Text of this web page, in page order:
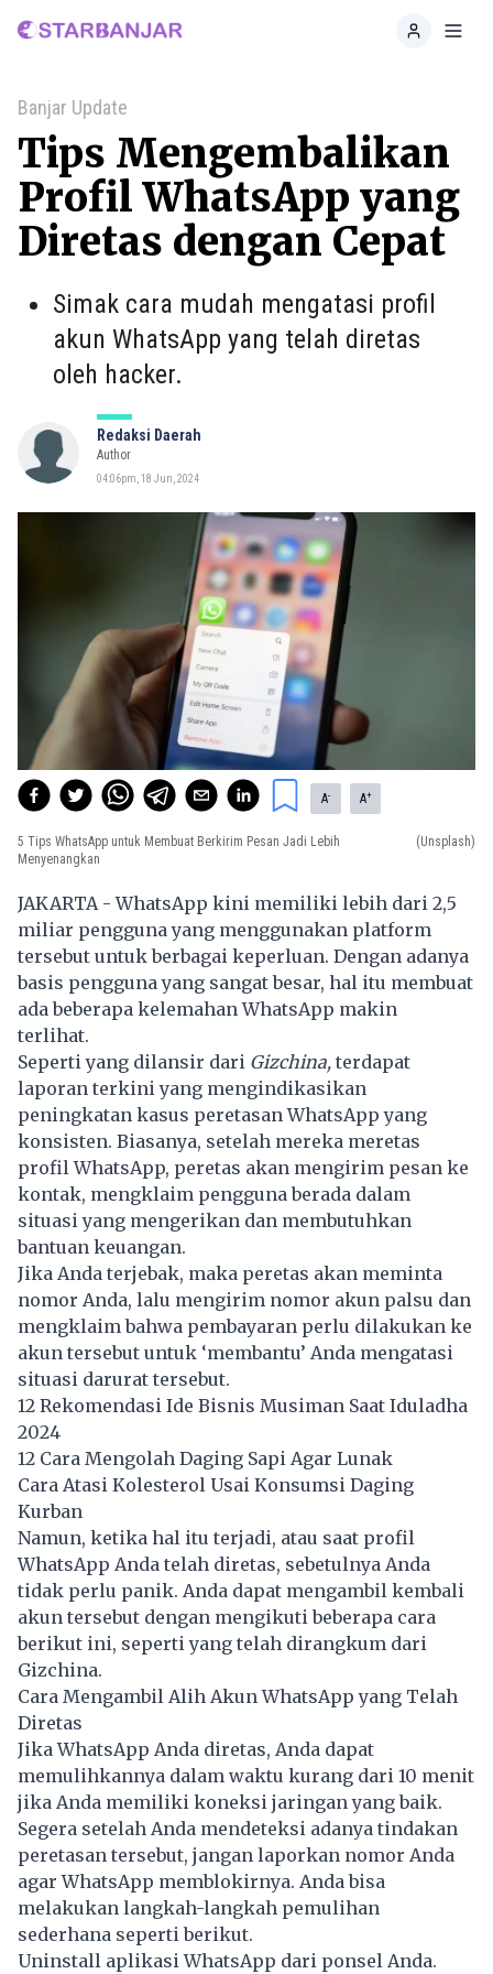
Home
Banjar Update
Tips Mengembalikan
Profil WhatsApp yang
Diretas dengan Cepat
Simak cara mudah mengatasi profil
akun WhatsApp yang telah diretas
oleh hacker.
Redaksi Daerah
Author
04:06pm, 18 Jun, 2024
A- A+
5 Tips WhatsApp untuk Membuat Berkirim Pesan Jadi Lebih
Menyenangkan
(Unsplash)
JAKARTA - WhatsApp kini memiliki lebih dari 2,5
miliar pengguna yang menggunakan platform
tersebut untuk berbagai keperluan. Dengan adanya
basis pengguna yang sangat besar, hal itu membuat
ada beberapa kelemahan WhatsApp makin
terlihat.
Seperti yang dilansir dari Gizchina, terdapat
laporan terkini yang mengindikasikan
peningkatan kasus peretasan WhatsApp yang
konsisten. Biasanya, setelah mereka meretas
profil WhatsApp, peretas akan mengirim pesan ke
kontak, mengklaim pengguna berada dalam
situasi yang mengerikan dan membutuhkan
bantuan keuangan.
Jika Anda terjebak, maka peretas akan meminta
nomor Anda, lalu mengirim nomor akun palsu dan
mengklaim bahwa pembayaran perlu dilakukan ke
akun tersebut untuk ‘membantu’ Anda mengatasi
situasi darurat tersebut.
12 Rekomendasi Ide Bisnis Musiman Saat Iduladha
2024
12 Cara Mengolah Daging Sapi Agar Lunak
Cara Atasi Kolesterol Usai Konsumsi Daging
Kurban
Namun, ketika hal itu terjadi, atau saat profil
WhatsApp Anda telah diretas, sebetulnya Anda
tidak perlu panik. Anda dapat mengambil kembali
akun tersebut dengan mengikuti beberapa cara
berikut ini, seperti yang telah dirangkum dari
Gizchina.
Cara Mengambil Alih Akun WhatsApp yang Telah
Diretas
Jika WhatsApp Anda diretas, Anda dapat
memulihkannya dalam waktu kurang dari 10 menit
jika Anda memiliki koneksi jaringan yang baik.
Segera setelah Anda mendeteksi adanya tindakan
peretasan tersebut, jangan laporkan nomor Anda
agar WhatsApp memblokirnya. Anda bisa
melakukan langkah-langkah pemulihan
sederhana seperti berikut.
Uninstall aplikasi WhatsApp dari ponsel Anda.